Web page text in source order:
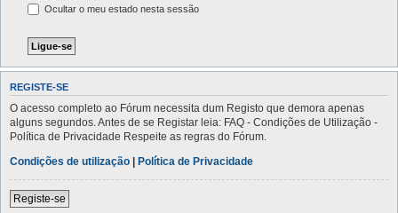
Ocultar o meu estado nesta sessão
REGISTE-SE
O acesso completo ao Fórum necessita dum Registo que demora apenas
alguns segundos. Antes de se Registar leia: FAQ - Condições de Utilização -
Política de Privacidade Respeite as regras do Fórum.
Condições de utilização | Política de Privacidade
Registe-se